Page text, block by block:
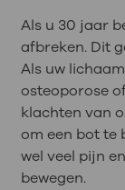
Als u 30 jaar
afbreken. Dit
Als uw
osteoporose
klachten van
om een bot te
wel veel pijn
bewegen.